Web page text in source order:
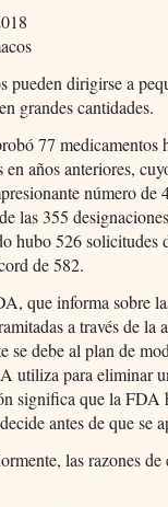
pueden dirigirse a
grandes cantidades.
77
en años anteriores,
número de
las 355
hubo 526
de 582.
que informa sobre
a través de la
se debe al plan de
utiliza para eliminar
significa que la FDA
antes de que se
las razones de